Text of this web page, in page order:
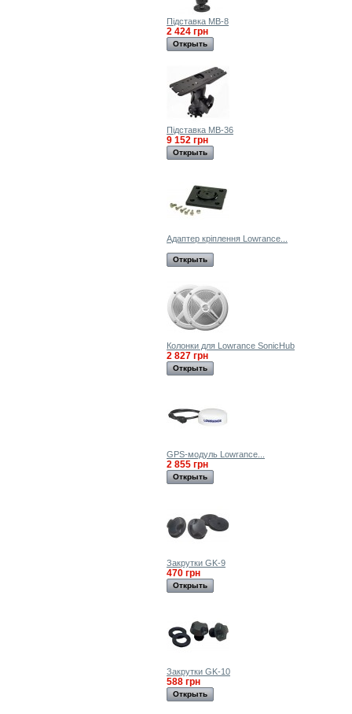
Підставка MB-8
2 424 грн
Открыть
Підставка MB-36
9 152 грн
Открыть
Адаптер кріплення Lowrance...
Открыть
Колонки для Lowrance SonicHub
2 827 грн
Открыть
GPS-модуль Lowrance...
2 855 грн
Открыть
Закрутки GK-9
470 грн
Открыть
Закрутки GK-10
588 грн
Открыть